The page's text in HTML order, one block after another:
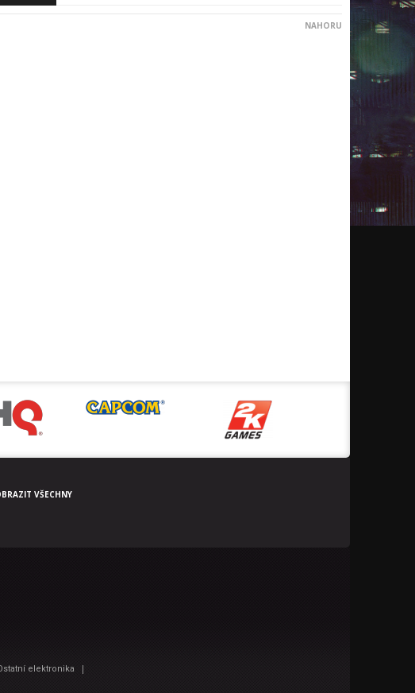
NAHORU
VŠECHNY
elektronika |